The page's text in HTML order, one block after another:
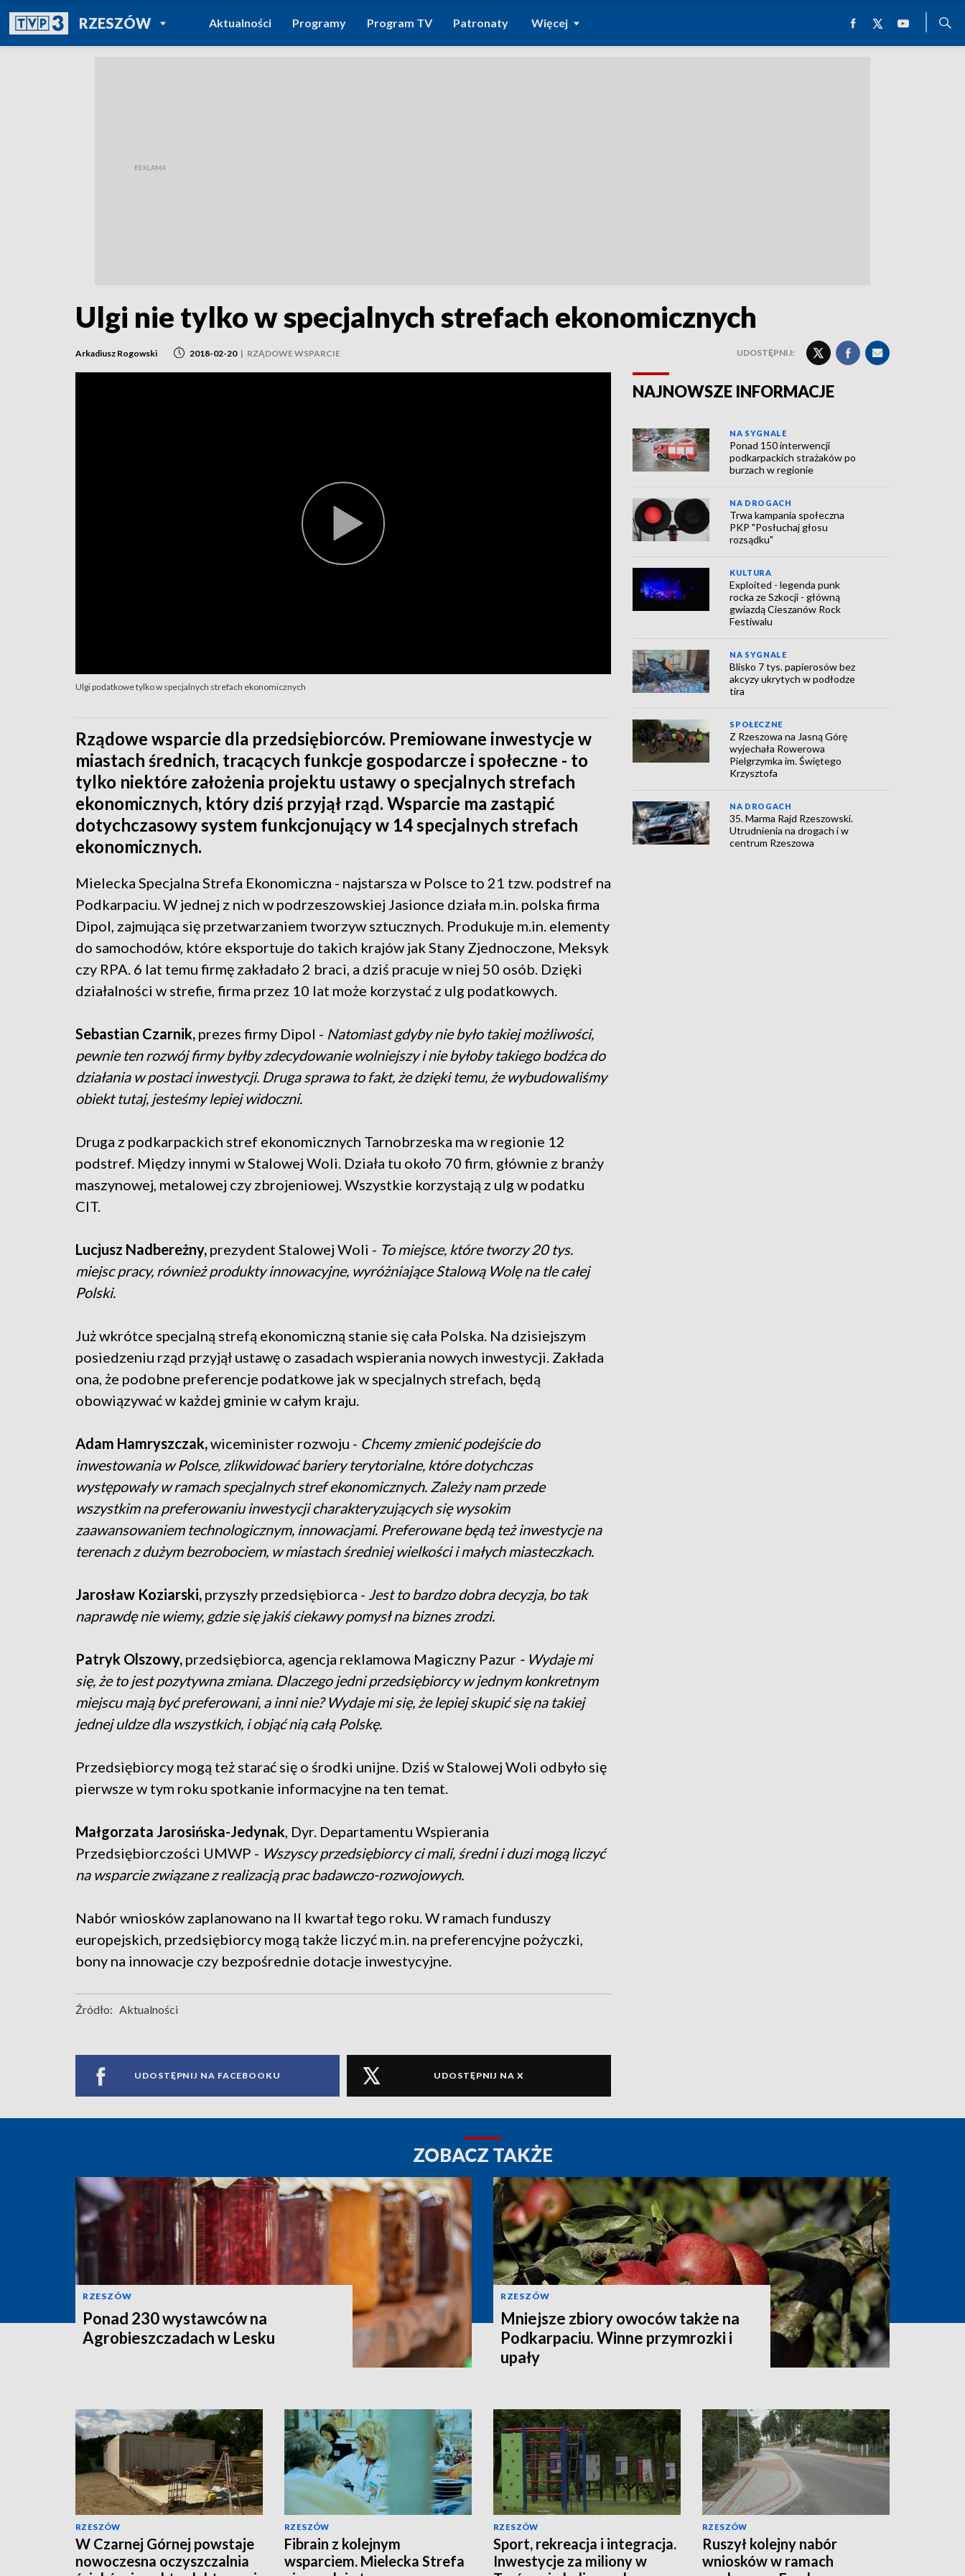
RZESZÓWPOWRÓT DO
TVP REGIONY
Aktualności Programy Program TV Patronaty Więcej
Ulgi nie tylko w specjalnych strefach ekonomicznych
Arkadiusz Rogowski 2018-02-20 | RZĄDOWE WSPARCIE UDOSTĘPNIJ:
Ulgi podatkowe tylko w specjalnych strefach ekonomicznych
Rządowe wsparcie dla przedsiębiorców. Premiowane inwestycje w
miastach średnich, tracących funkcje gospodarcze i społeczne - to
tylko niektóre założenia projektu ustawy o specjalnych strefach
ekonomicznych, który dziś przyjął rząd. Wsparcie ma zastąpić
dotychczasowy system funkcjonujący w 14 specjalnych strefach
ekonomicznych.
Mielecka Specjalna Strefa Ekonomiczna - najstarsza w Polsce to 21 tzw. podstref na
Podkarpaciu. W jednej z nich w podrzeszowskiej Jasionce działa m.in. polska firma
Dipol, zajmująca się przetwarzaniem tworzyw sztucznych. Produkuje m.in. elementy
do samochodów, które eksportuje do takich krajów jak Stany Zjednoczone, Meksyk
czy RPA. 6 lat temu firmę zakładało 2 braci, a dziś pracuje w niej 50 osób. Dzięki
działalności w strefie, firma przez 10 lat może korzystać z ulg podatkowych.
Sebastian Czarnik, prezes firmy Dipol - Natomiast gdyby nie było takiej możliwości,
pewnie ten rozwój firmy byłby zdecydowanie wolniejszy i nie byłoby takiego bodźca do
działania w postaci inwestycji. Druga sprawa to fakt, że dzięki temu, że wybudowaliśmy
obiekt tutaj, jesteśmy lepiej widoczni.
Druga z podkarpackich stref ekonomicznych Tarnobrzeska ma w regionie 12
podstref. Między innymi w Stalowej Woli. Działa tu około 70 firm, głównie z branży
maszynowej, metalowej czy zbrojeniowej. Wszystkie korzystają z ulg w podatku
CIT.
Lucjusz Nadbereżny, prezydent Stalowej Woli - To miejsce, które tworzy 20 tys.
miejsc pracy, również produkty innowacyjne, wyróżniające Stalową Wolę na tle całej
Polski.
Już wkrótce specjalną strefą ekonomiczną stanie się cała Polska. Na dzisiejszym
posiedzeniu rząd przyjął ustawę o zasadach wspierania nowych inwestycji. Zakłada
ona, że podobne preferencje podatkowe jak w specjalnych strefach, będą
obowiązywać w każdej gminie w całym kraju.
Adam Hamryszczak,wiceminister rozwoju - Chcemy zmienić podejście do
inwestowania w Polsce, zlikwidować bariery terytorialne, które dotychczas
występowały w ramach specjalnych stref ekonomicznych. Zależy nam przede
wszystkim na preferowaniu inwestycji charakteryzujących się wysokim
zaawansowaniem technologicznym, innowacjami. Preferowane będą też inwestycje na
terenach z dużym bezrobociem, w miastach średniej wielkości i małych miasteczkach.
Jarosław Koziarski, przyszły przedsiębiorca - Jest to bardzo dobra decyzja, bo tak
naprawdę nie wiemy, gdzie się jakiś ciekawy pomysł na biznes zrodzi.
Patryk Olszowy, przedsiębiorca, agencja reklamowa Magiczny Pazur - Wydaje mi
się, że to jest pozytywna zmiana. Dlaczego jedni przedsiębiorcy w jednym konkretnym
miejscu mają być preferowani, a inni nie? Wydaje mi się, że lepiej skupić się na takiej
jednej uldze dla wszystkich, i objąć nią całą Polskę.
Przedsiębiorcy mogą też starać się o środki unijne. Dziś w Stalowej Woli odbyło się
pierwsze w tym roku spotkanie informacyjne na ten temat.
Małgorzata Jarosińska-Jedynak , Dyr. Departamentu Wspierania
Przedsiębiorczości UMWP - Wszyscy przedsiębiorcy ci mali, średni i duzi mogą liczyć
na wsparcie związane z realizacją prac badawczo-rozwojowych.
Nabór wniosków zaplanowano na II kwartał tego roku. W ramach funduszy
europejskich, przedsiębiorcy mogą także liczyć m.in. na preferencyjne pożyczki,
bony na innowacje czy bezpośrednie dotacje inwestycyjne.
Źródło: Aktualności
UDOSTĘPNIJ NA FACEBOOKU UDOSTĘPNIJ NA X
NAJNOWSZE INFORMACJE
NA SYGNALE
Ponad 150 interwencji
podkarpackich strażaków po
burzach w regionie
NA DROGACH
Trwa kampania społeczna
PKP "Posłuchaj głosu
rozsądku"
KULTURA
Exploited - legenda punk
rocka ze Szkocji - główną
gwiazdą Cieszanów Rock
Festiwalu
NA SYGNALE
Blisko 7 tys. papierosów bez
akcyzy ukrytych w podłodze
tira
SPOŁECZNE
Z Rzeszowa na Jasną Górę
wyjechała Rowerowa
Pielgrzymka im. Świętego
Krzysztofa
NA DROGACH
35. Marma Rajd Rzeszowski.
Utrudnienia na drogach i w
centrum Rzeszowa
ZOBACZ TAKŻE
RZESZÓW
Ponad 230 wystawców na
Agrobieszczadach w Lesku
RZESZÓW
Mniejsze zbiory owoców także na
Podkarpaciu. Winne przymrozki i
upały
RZESZÓW
W Czarnej Górnej powstaje
nowoczesna oczyszczalnia
RZESZÓW
Fibrain z kolejnym
wsparciem. Mielecka Strefa
RZESZÓW
Sport, rekreacja i integracja.
Inwestycje za miliony w
RZESZÓW
Ruszył kolejny nabór
wniosków w ramach